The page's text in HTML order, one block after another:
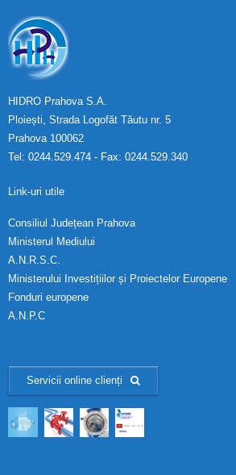
HIDRO Prahova S.A.
Ploiești, Strada Logofăt Tăutu nr. 5
Prahova 100062
Tel: 0244.529.474 - Fax: 0244.529.340
Link-uri utile
Consiliul Județean Prahova
Ministerul Mediului
A.N.R.S.C.
Ministerului Investițiilor și Proiectelor Europene
Fonduri europene
A.N.P.C
Servicii online clienți